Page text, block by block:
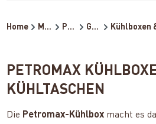
Home Marken Petromax Grillzubehör Kühlboxen
PETROMAX
KÜHLTASCHEN
Die Petromax-Kühlbox macht es